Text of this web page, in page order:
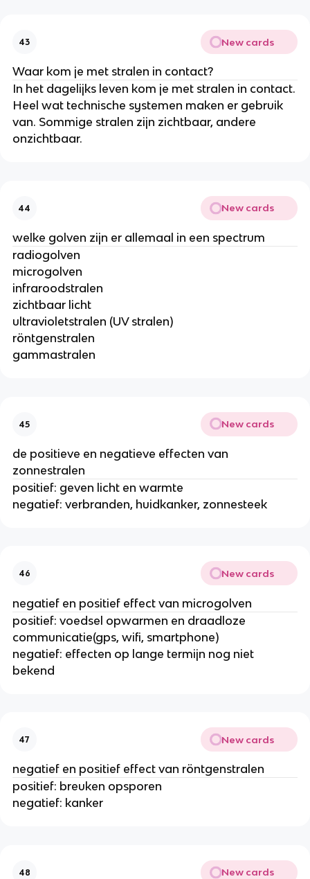
43 New cards
Waar kom je met stralen in contact?
In het dagelijks leven kom je met stralen in contact.
Heel wat technische systemen maken er gebruik
van. Sommige stralen zijn zichtbaar, andere
onzichtbaar.
44 New cards
welke golven zijn er allemaal in een spectrum
radiogolven
microgolven
infraroodstralen
zichtbaar licht
ultravioletstralen (UV stralen)
röntgenstralen
gammastralen
45 New cards
de positieve en negatieve effecten van
zonnestralen
positief: geven licht en warmte
negatief: verbranden, huidkanker, zonnesteek
46 New cards
negatief en positief effect van microgolven
positief: voedsel opwarmen en draadloze
communicatie(gps, wifi, smartphone)
negatief: effecten op lange termijn nog niet
bekend
47 New cards
negatief en positief effect van röntgenstralen
positief: breuken opsporen
negatief: kanker
48 New cards